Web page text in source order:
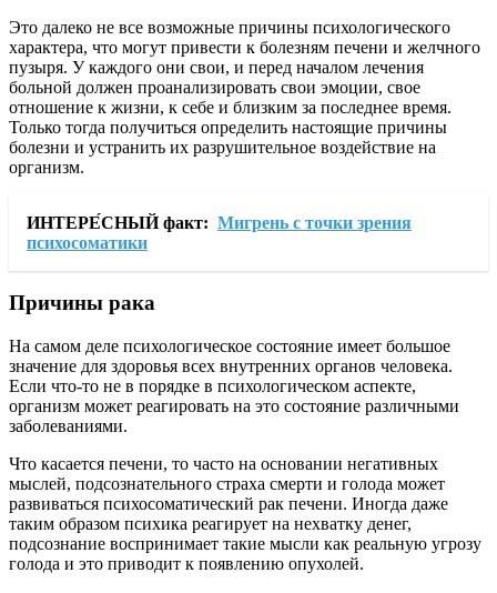
Это далеко не все возможные причины психологического
характера, что могут привести к болезням печени и желчного
пузыря. У каждого они свои, и перед началом лечения
больной должен проанализировать свои эмоции, свое
отношение к жизни, к себе и близким за последнее время.
Только тогда получиться определить настоящие причины
болезни и устранить их разрушительное воздействие на
организм.
ИНТЕРЕ́СНЫЙ факт: Мигрень с точки зрения
психосоматики
Причины рака
На самом деле психологическое состояние имеет большое
значение для здоровья всех внутренних органов человека.
Если что-то не в порядке в психологическом аспекте,
организм может реагировать на это состояние различными
заболеваниями.
Что касается печени, то часто на основании негативных
мыслей, подсознательного страха смерти и голода может
развиваться психосоматический рак печени. Иногда даже
таким образом психика реагирует на нехватку денег,
подсознание воспринимает такие мысли как реальную угрозу
голода и это приводит к появлению опухолей.